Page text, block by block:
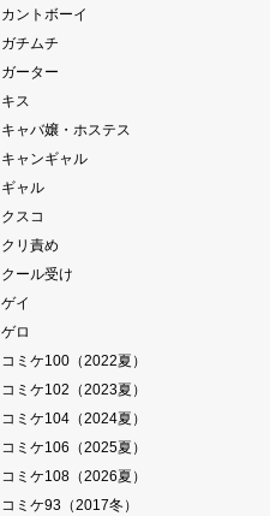
カントボーイ
ガチムチ
ガーター
キス
キャバ嬢・ホステス
キャンギャル
ギャル
クスコ
クリ責め
クール受け
ゲイ
ゲロ
コミケ100（2022夏）
コミケ102（2023夏）
コミケ104（2024夏）
コミケ106（2025夏）
コミケ108（2026夏）
コミケ93（2017冬）